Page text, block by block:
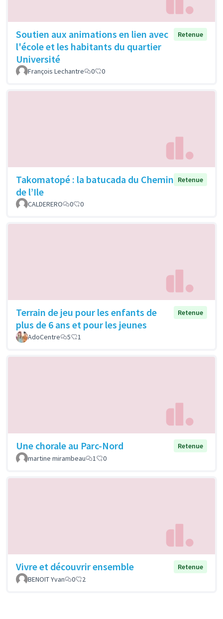
Soutien aux animations en lien avec
l'école et les habitants du quartier
Université
Retenue
François Lechantre 0 0
Takomatopé : la batucada du Chemin
de l’Ile
Retenue
CALDERERO 0 0
Terrain de jeu pour les enfants de
plus de 6 ans et pour les jeunes
Retenue
AdoCentre 5 1
Une chorale au Parc-Nord
Retenue
martine mirambeau
1 0
Vivre et découvrir ensemble
Retenue
BENOIT Yvan
0 2